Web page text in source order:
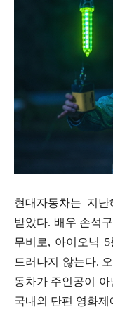
현대자동차는 지난
받았다. 배우 손석
무비로, 아이오닉
드러나지 않는다.
동차가 주인공이 아
국내외 단편 영화